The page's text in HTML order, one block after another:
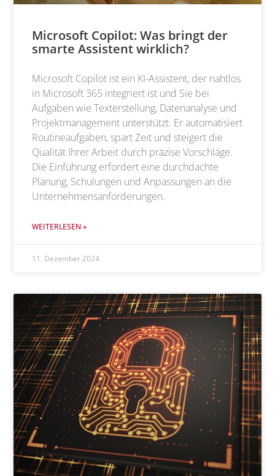
Microsoft Copilot: Was bringt der
smarte Assistent wirklich?
Microsoft Copilot ist ein KI-Assistent, der nahtlos
in Microsoft 365 integriert ist und Sie bei
Aufgaben wie Texterstellung, Datenanalyse und
Projektmanagement unterstützt. Er automatisiert
Routineaufgaben, spart Zeit und steigert die
Qualität Ihrer Arbeit durch präzise Vorschläge.
Die Einführung erfordert eine durchdachte
Planung, Schulungen und Anpassungen an die
Unternehmensanforderungen.
WEITERLESEN »
11. Dezember 2024